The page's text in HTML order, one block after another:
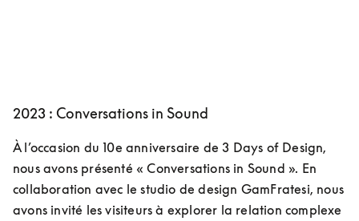
2023 : Conversations in Sound
À l’occasion du 10e anniversaire de 3 Days of Design,
nous avons présenté « Conversations in Sound ». En
collaboration avec le studio de design GamFratesi, nous
avons invité les visiteurs à explorer la relation complexe